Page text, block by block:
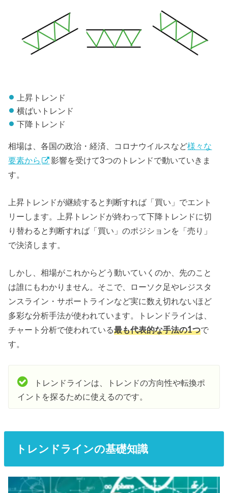
上昇トレンド
横ばいトレンド
下降トレンド
相場は、各国の政治・経済、コロナウイルスなど様々な
要素から
影響を受けて3つのトレンドで動いていきま
す。
上昇トレンドが継続すると判断すれば「買い」でエント
リーします。上昇トレンドが終わって下降トレンドに切
り替わると判断すれば「買い」のポジションを「売り」
で決済します。
しかし、相場がこれからどう動いていくのか、先のこと
は誰にもわかりません。そこで、ローソク足やレジスタ
ンスライン・サポートラインなど実に数え切れないほど
多彩な分析手法が使われています。トレンドラインは、
チャート分析で使われている最も代表的な手法の1つで
す。
トレンドラインは、トレンドの方向性や転換ポ
イントを探るために使えるのです。
トレンドラインの基礎知識